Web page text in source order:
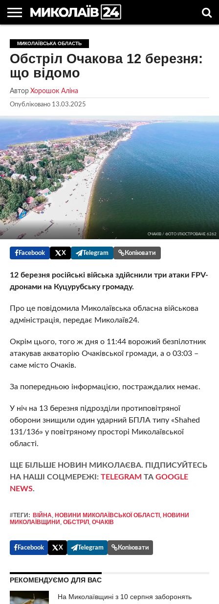
НОВИНИ
НОВИНИ
МИКОЛАЄВА
МИКОЛАЇВСЬКА
ОБЛАСТЬ
НОВИНИ
СПОРТУ
УКРАЇНА
ТА СВІТ
НОВИНИ
КОМПАНІЙ
АСТРОЛОГІЯ
СВЯТА
В
УКРАЇНІ
КОРИСНІ
СТАТТІ
МИКОЛАЇВСЬКА ОБЛАСТЬ
Обстріл Очакова 12 березня:
що відомо
Автор Хорошок Аліна
Опубліковано 13.03.2025
ОЧАКІВ / ФОТО ІЛЮСТРОВАНЕ 6262
Facebook X Telegram Копіювати
12 березня російські війська здійснили три атаки FPV-
дронами на Куцурубську громаду.
Про це повідомила Миколаївська обласна військова
адміністрація, передає Миколаїв24.
Окрім цього, того ж дня о 11:44 ворожий безпілотник
атакував акваторію Очаківської громади, а о 03:03 –
саме місто Очаків.
За попередньою інформацією, постраждалих немає.
У ніч на 13 березня підрозділи протиповітряної
оборони знищили один ударний БПЛА типу «Shahed
131/136» у повітряному просторі Миколаївської
області.
ЩЕ БІЛЬШЕ НОВИН МИКОЛАЄВА. ПІДПИСУЙТЕСЬ
НА НАШІ СОЦМЕРЕЖІ: TELEGRAM ТА GOOGLE
NEWS.
#ТЕГИ: ВІЙНА, НОВИНИ МИКОЛАЇВСЬКОЇ ОБЛАСТІ , НОВИНИ
МИКОЛАЇВЩИНИ , ОБСТРІЛ , ОЧАКІВ
Facebook X Telegram Копіювати
РЕКОМЕНДУЄМО ДЛЯ ВАС
На Миколаївщині з 10 серпня заборонять